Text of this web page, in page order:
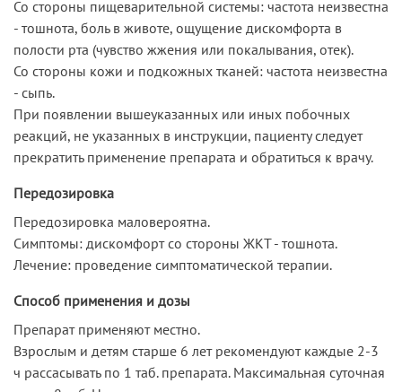
Со стороны пищеварительной системы: частота неизвестна
- тошнота, боль в животе, ощущение дискомфорта в
полости рта (чувство жжения или покалывания, отек).
Со стороны кожи и подкожных тканей: частота неизвестна
- сыпь.
При появлении вышеуказанных или иных побочных
реакций, не указанных в инструкции, пациенту следует
прекратить применение препарата и обратиться к врачу.
Передозировка
Передозировка маловероятна.
Симптомы: дискомфорт со стороны ЖКТ - тошнота.
Лечение: проведение симптоматической терапии.
Способ применения и дозы
Препарат применяют местно.
Взрослым и детям старше 6 лет рекомендуют каждые 2-3
ч рассасывать по 1 таб. препарата. Максимальная суточная